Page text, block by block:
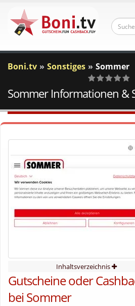
Boni.tv Sonstiges Sommer
0
Votes
Sommer Informationen &
Inhaltsverzeichnis
Gutscheine oder
bei Sommer